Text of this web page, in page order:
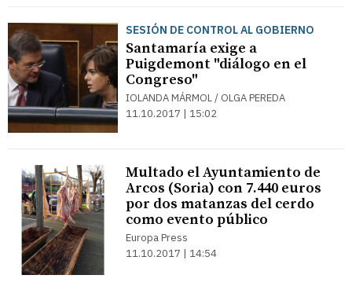
SESIÓN DE CONTROL AL GOBIERNO
Santamaría exige a
Puigdemont "diálogo en el
Congreso"
IOLANDA MÁRMOL / OLGA PEREDA
11.10.2017 | 15:02
Multado el Ayuntamiento de
Arcos (Soria) con 7.440 euros
por dos matanzas del cerdo
como evento público
Europa Press
11.10.2017 | 14:54